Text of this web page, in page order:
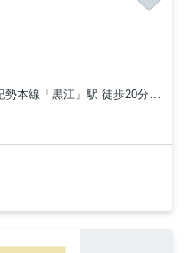
勢本線「黒江」駅 徒歩20分